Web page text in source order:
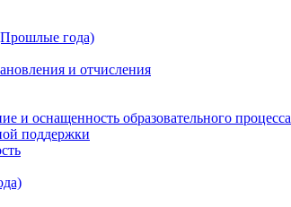
года)
и отчисления
и оснащенность образовательного процесса
поддержки